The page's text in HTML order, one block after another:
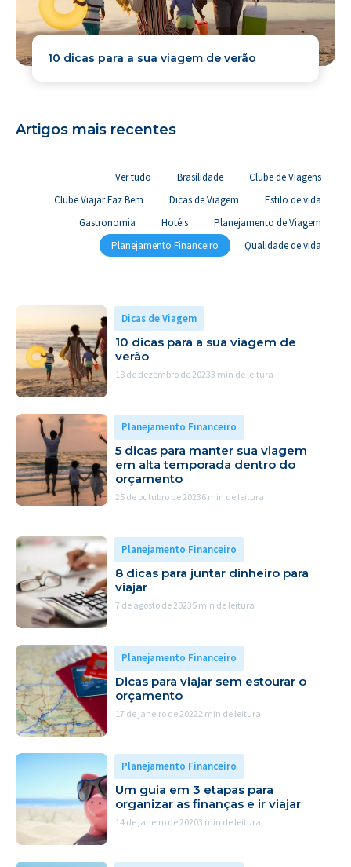
10 dicas para a sua viagem de verão
Artigos mais recentes
Ver tudo Brasilidade
Clube de Viagens
Clube Viajar Faz Bem
Dicas de Viagem
Estilo de vida
Gastronomia
Hotéis
Planejamento de Viagem
Planejamento Financeiro
Qualidade de vida
Dicas de Viagem
10 dicas para a sua viagem de
verão
18 de dezembro de 20233 min de leitura
Planejamento Financeiro
5 dicas para manter sua viagem
em alta temporada dentro do
orçamento
25 de outubro de 20236 min de leitura
Planejamento Financeiro
8 dicas para juntar dinheiro para
viajar
7 de agosto de 20235 min de leitura
Planejamento Financeiro
Dicas para viajar sem estourar o
orçamento
17 de janeiro de 20222 min de leitura
Planejamento Financeiro
Um guia em 3 etapas para
organizar as finanças e ir viajar
14 de janeiro de 20203 min de leitura